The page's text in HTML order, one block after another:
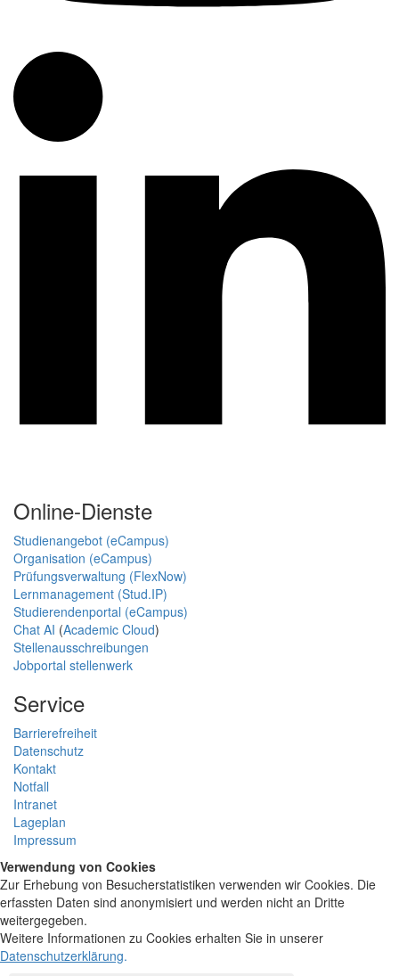
Online-Dienste
Studienangebot (eCampus)
Organisation (eCampus)
Prüfungsverwaltung (FlexNow)
Lernmanagement (Stud.IP)
Studierendenportal (eCampus)
Chat AI (Academic Cloud)
Stellenausschreibungen
Jobportal stellenwerk
Service
Barrierefreiheit
Datenschutz
Kontakt
Notfall
Intranet
Lageplan
Impressum
Verwendung von Cookies
Zur Erhebung von Besucherstatistiken verwenden wir Cookies. Die
erfassten Daten sind anonymisiert und werden nicht an Dritte
weitergegeben.
Weitere Informationen zu Cookies erhalten Sie in unserer
Datenschutzerklärung.